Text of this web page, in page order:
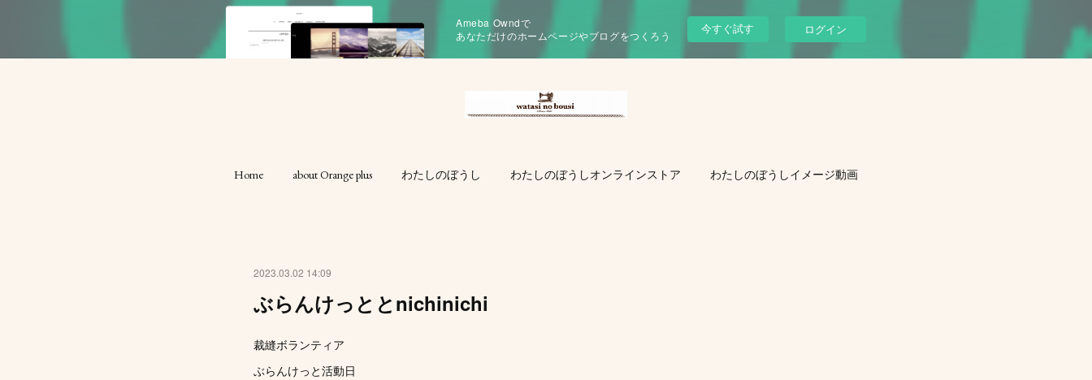
Ameba Owndで
あなただけのホームページやブログをつくろう
今すぐ試す ログイン
Home about Orange plus わたしのぼうし わたしのぼうしオンラインストア わたしのぼうしイメージ動画
2023.03.02 14:09
ぶらんけっととnichinichi
裁縫ボランティア
ぶらんけっと活動日